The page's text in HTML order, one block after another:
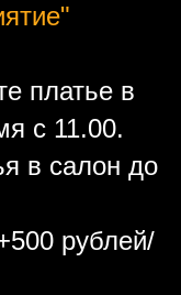
платье в
с 11.00.
в салон до
рублей/